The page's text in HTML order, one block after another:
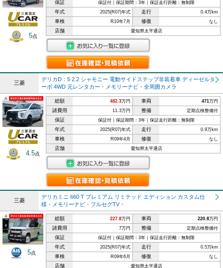
5点
保証 保証付｜保証期間：3年｜保証走行距離：無制限
年式 2025(R07)年式 走行 0.4万km
車検 R10年7月 修復 なし
店舗 愛知県太平通店
三菱
デリカD：5 2.2 シャモニー 電動サイドステップ非装着車 ディーゼルタ
ーボ 4WD 元レンタカー・メモリーナビ・全周囲カメラ
4.5点
総額 482.3万円 車両 471万円
諸費用 11.3万円 整備 定期点検整備付
保証 保証付｜保証期間：3年｜保証走行距離：無制限
年式 2025(R07)年式 走行 0.9万km
車検 R09年4月 修復 なし
店舗 愛知県太平通店
三菱
デリカミニ 660 T プレミアム リミテッド エディション カスタム仕
様・メモリーナビ・フルセグTV・
5点
総額 227.8万円 車両 220.8万円
諸費用 7万円 整備 定期点検整備付
保証 保証付｜保証期間：3年｜保証走行距離：無制限
年式 2025(R07)年式 走行 0.5万km
車検 R09年6月 修復 なし
店舗 愛知県太平通店